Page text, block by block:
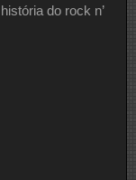
do rock n’